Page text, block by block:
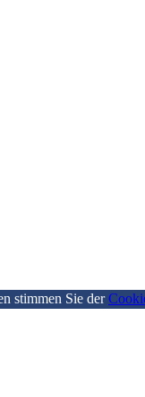
stimmen Sie der